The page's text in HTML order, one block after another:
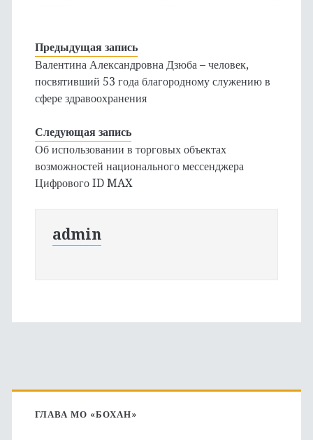
Предыдущая запись
Валентина Александровна Дзюба – человек,
посвятивший 53 года благородному служению в
сфере здравоохранения
Следующая запись
Об использовании в торговых объектах
возможностей национального мессенджера
Цифрового ID MAX
admin
Основная
боковая
ГЛАВА МО «БОХАН»